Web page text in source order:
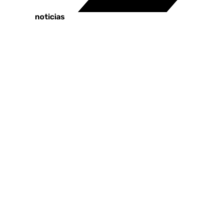
Últimas noticias